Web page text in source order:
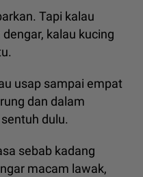
Tapi kalau
kalau kucing
usap sampai empat
dan dalam
dulu.
sebab kadang
macam lawak,